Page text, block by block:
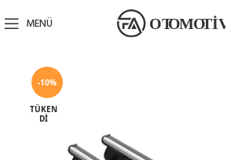
MENÜ
-10%
TÜKEN
DI